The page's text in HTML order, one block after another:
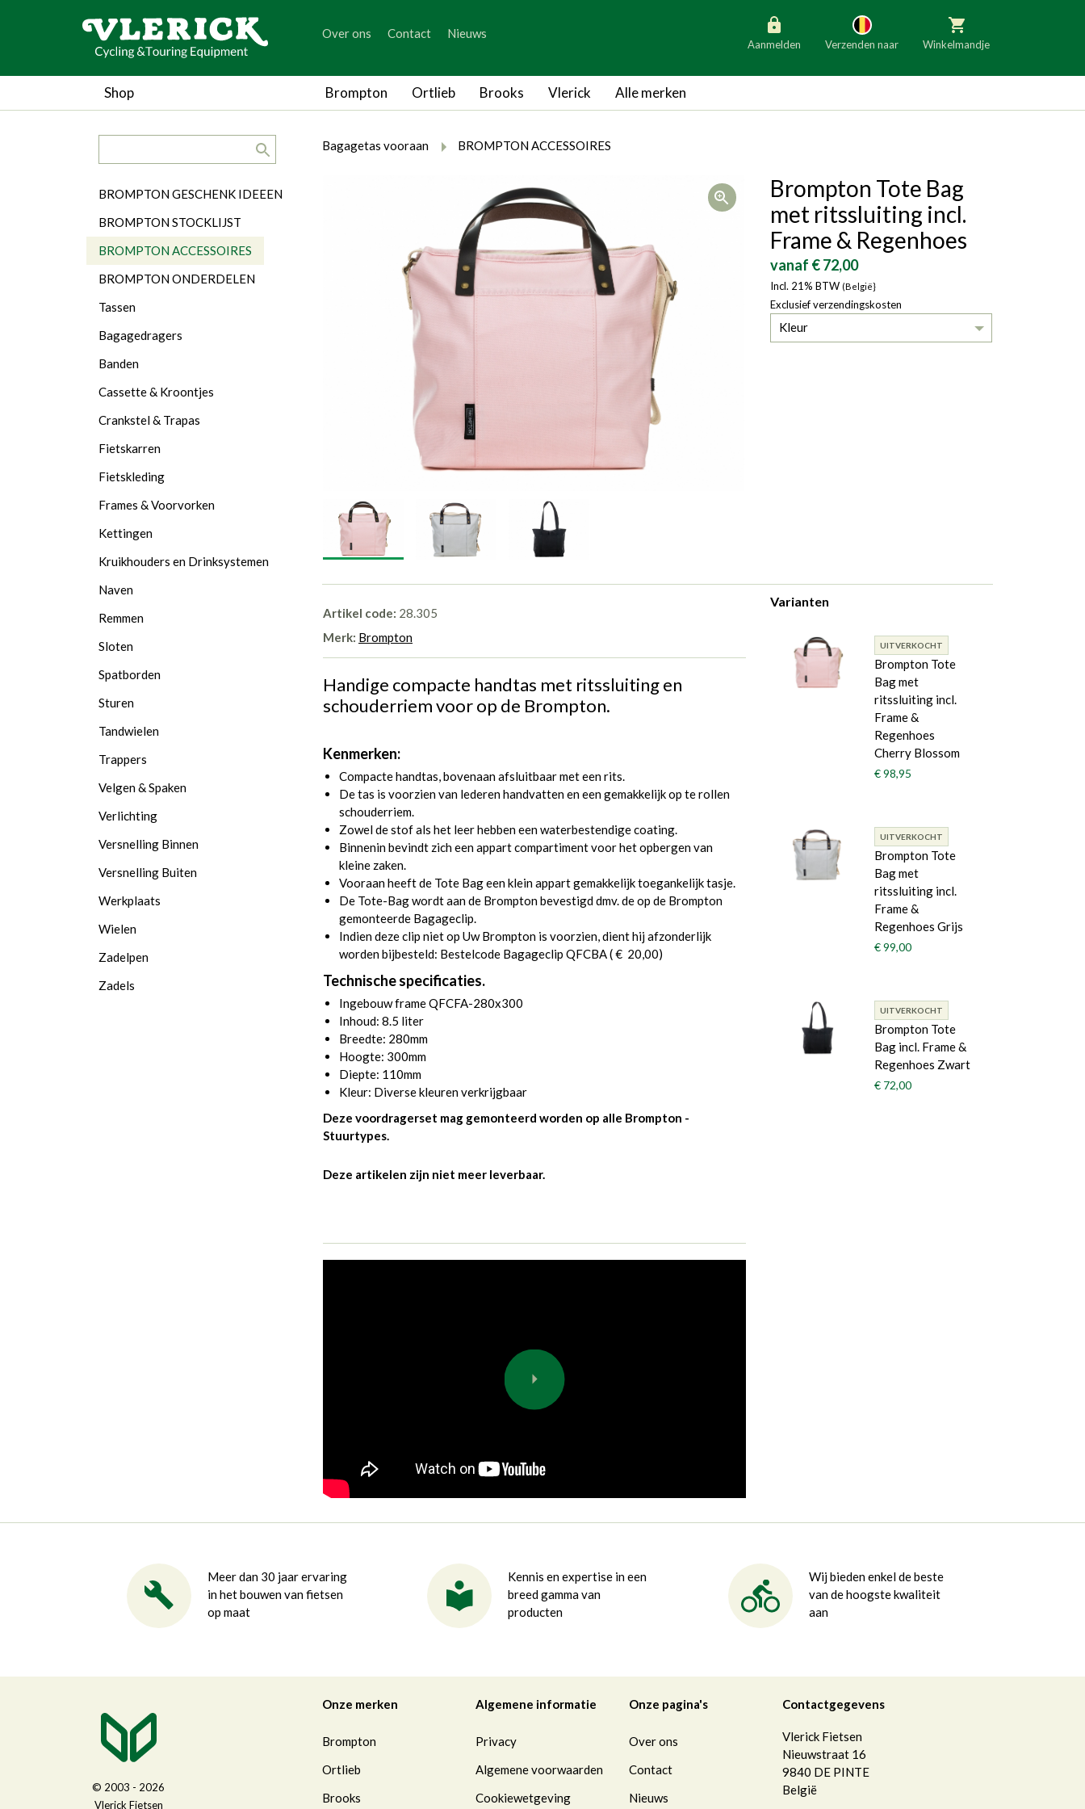
Aanmelden Verzenden naar
Slovenië Italië
Denemarken Finland
Bulgarije
Winkelmandje
generic_skip_language
Over ons Contact Nieuws
Shop Brompton Ortlieb Brooks Vlerick Alle merken
breadcrumb.here
breadcrumb.from
Bagagetas vooraan breadcrumb.to
BROMPTON ACCESSOIRES
Open
Brompton Tote Bag
met ritssluiting incl.
Frame & Regenhoes
vanaf € 72,00
Incl. 21% BTW (België}
Exclusief verzendingskosten
Kleur
Artikel code: 28.305
Merk: Brompton
Handige compacte handtas met ritssluiting en
schouderriem voor op de Brompton.
Kenmerken:
Compacte handtas, bovenaan afsluitbaar met een rits.
De tas is voorzien van lederen handvatten en een gemakkelijk op te rollen
schouderriem.
Zowel de stof als het leer hebben een waterbestendige coating.
Binnenin bevindt zich een appart compartiment voor het opbergen van
kleine zaken.
Vooraan heeft de Tote Bag een klein appart gemakkelijk toegankelijk tasje.
De Tote-Bag wordt aan de Brompton bevestigd dmv. de op de Brompton
gemonteerde Bagageclip.
Indien deze clip niet op Uw Brompton is voorzien, dient hij afzonderlijk
worden bijbesteld: Bestelcode Bagageclip QFCBA ( € 20,00)
Technische specificaties.
Ingebouw frame QFCFA-280x300
Inhoud: 8.5 liter
Breedte: 280mm
Hoogte: 300mm
Diepte: 110mm
Kleur: Diverse kleuren verkrijgbaar
Deze voordragerset mag gemonteerd worden op alle Brompton -
Stuurtypes.
Deze artikelen zijn niet meer leverbaar.
Varianten
UITVERKOCHT
Brompton Tote
Bag met
ritssluiting incl.
Frame &
Regenhoes
Cherry Blossom
€ 98,95
UITVERKOCHT
Brompton Tote
Bag met
ritssluiting incl.
Frame &
Regenhoes Grijs
€ 99,00
UITVERKOCHT
Brompton Tote
Bag incl. Frame &
Regenhoes Zwart
€ 72,00
Categorieën
BROMPTON GESCHENK IDEEEN
BROMPTON STOCKLIJST
BROMPTON ACCESSOIRES
BROMPTON ONDERDELEN
Tassen
Bagagedragers
Banden
Cassette & Kroontjes
Crankstel & Trapas
Fietskarren
Fietskleding
Frames & Voorvorken
Kettingen
Kruikhouders en Drinksystemen
Naven
Remmen
Sloten
Spatborden
Sturen
Tandwielen
Trappers
Velgen & Spaken
Verlichting
Versnelling Binnen
Versnelling Buiten
Werkplaats
Wielen
Zadelpen
Zadels
Meer dan 30 jaar ervaring
in het bouwen van fietsen
op maat
Kennis en expertise in een
breed gamma van
producten
Wij bieden enkel de beste
van de hoogste kwaliteit
aan
© 2003 - 2026
Vlerick Fietsen
Onze merken
Brompton
Ortlieb
Brooks
Algemene informatie
Privacy
Algemene voorwaarden
Cookiewetgeving
Onze pagina's
Over ons
Contact
Nieuws
Contactgegevens
Vlerick Fietsen
Nieuwstraat 16
9840 DE PINTE
België